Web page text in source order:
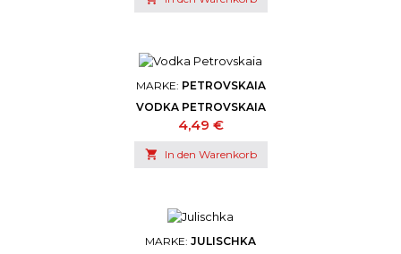
MARKE: PETROVSKAIA
VODKA PETROVSKAIA
Preis
4,49 €
 In den Warenkorb
MARKE: JULISCHKA